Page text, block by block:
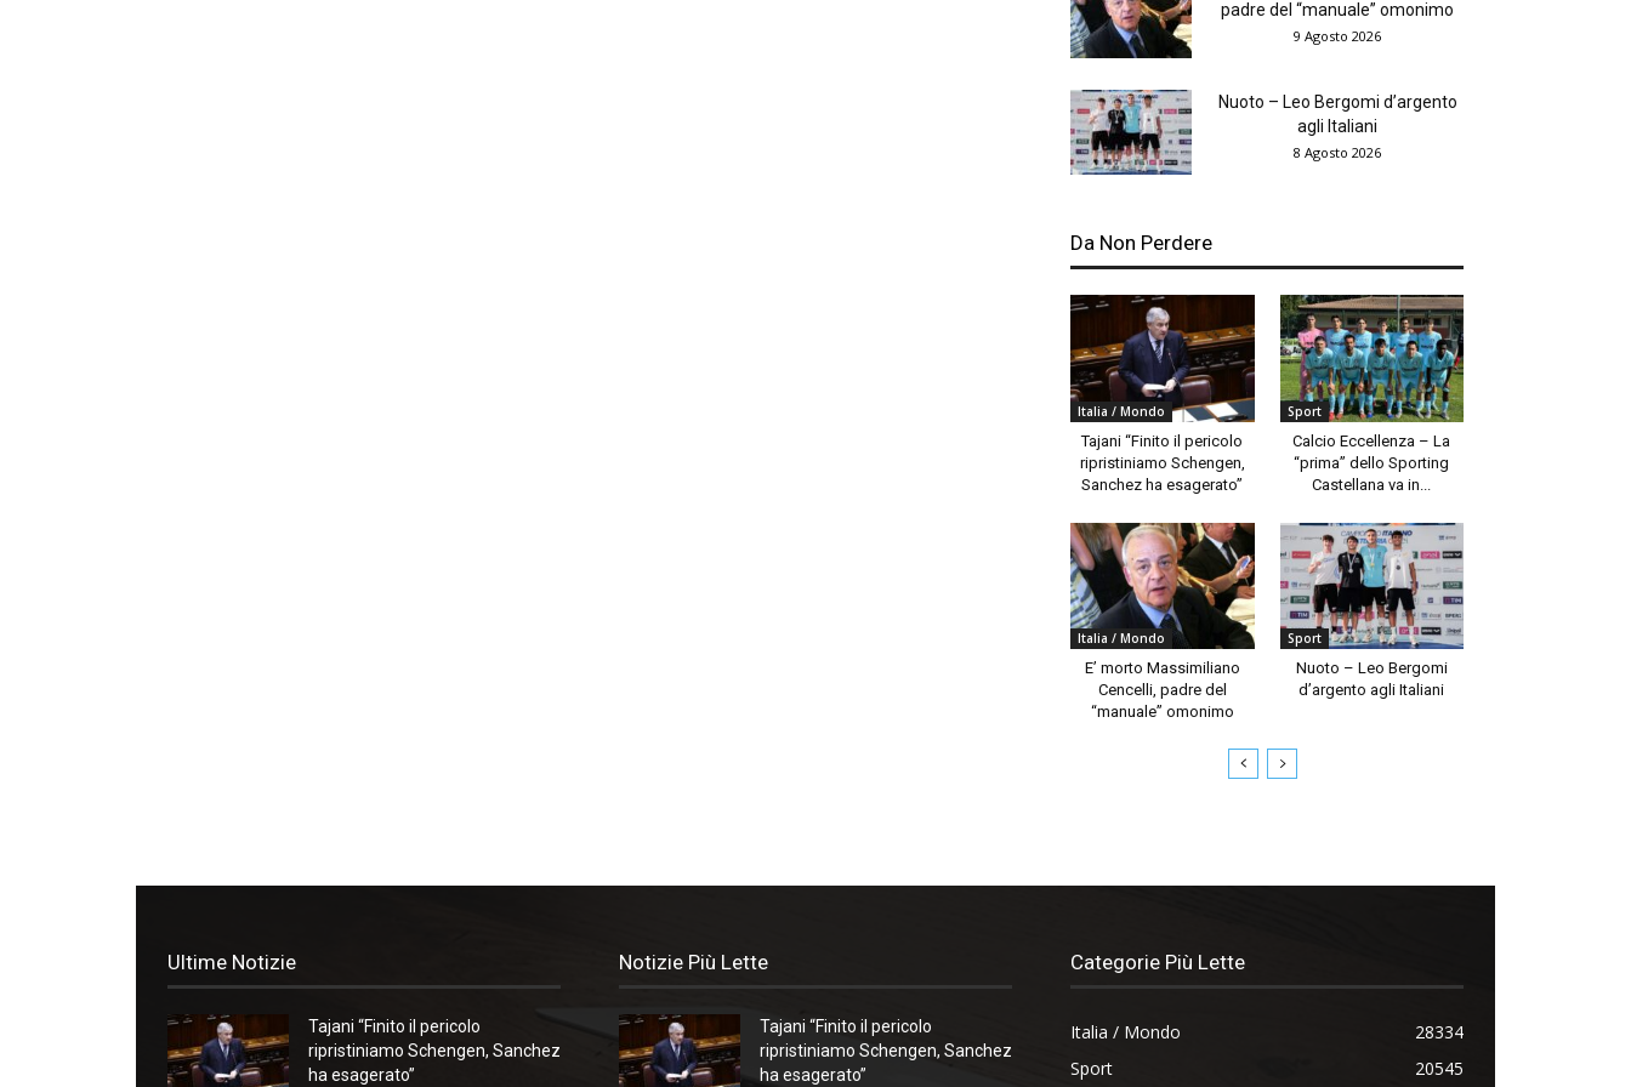
padre del “manuale” omonimo
9 Agosto 2026
Nuoto – Leo Bergomi d’argento
agli Italiani
8 Agosto 2026
Da Non Perdere
Italia / Mondo
Tajani “Finito il pericolo
ripristiniamo Schengen,
Sanchez ha esagerato”
Sport
Calcio Eccellenza – La
“prima” dello Sporting
Castellana va in...
Italia / Mondo
E’ morto Massimiliano
Cencelli, padre del
“manuale” omonimo
Sport
Nuoto – Leo Bergomi
d’argento agli Italiani
Ultime Notizie
Tajani “Finito il pericolo
ripristiniamo Schengen, Sanchez
ha esagerato”
Notizie Più Lette
Tajani “Finito il pericolo
ripristiniamo Schengen, Sanchez
ha esagerato”
Categorie Più Lette
Italia / Mondo
28334
Sport
20545